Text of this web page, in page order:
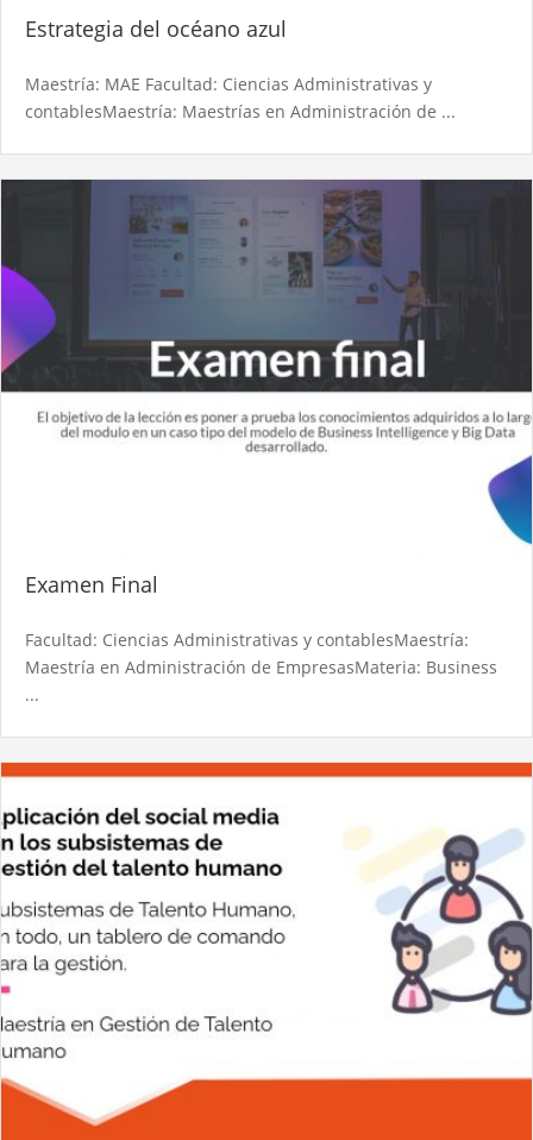
Estrategia del océano azul
Maestría: MAE Facultad: Ciencias Administrativas y
contablesMaestría: Maestrías en Administración de ...
Examen Final
Facultad: Ciencias Administrativas y contablesMaestría:
Maestría en Administración de EmpresasMateria: Business
...